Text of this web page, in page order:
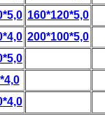
160*120*5,0
200*100*5,0